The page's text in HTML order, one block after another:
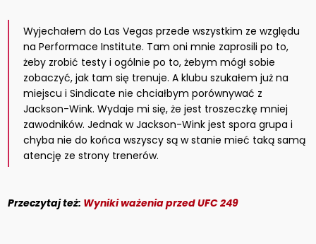
Wyjechałem do Las Vegas przede wszystkim ze względu
na Performace Institute. Tam oni mnie zaprosili po to,
żeby zrobić testy i ogólnie po to, żebym mógł sobie
zobaczyć, jak tam się trenuje. A klubu szukałem już na
miejscu i Sindicate nie chciałbym porównywać z
Jackson-Wink. Wydaje mi się, że jest troszeczkę mniej
zawodników. Jednak w Jackson-Wink jest spora grupa i
chyba nie do końca wszyscy są w stanie mieć taką samą
atencję ze strony trenerów.
Przeczytaj też: Wyniki ważenia przed UFC 249